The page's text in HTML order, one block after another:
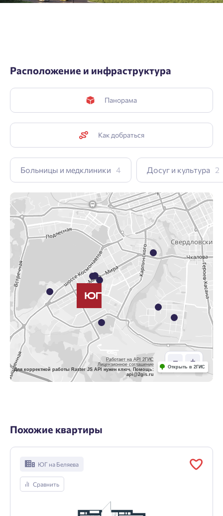
Расположение и инфраструктура
Панорама
Как добраться
Больницы и медклиники 4 Досуг и культура 2
Работает на API 2ГИС
Лицензионное соглашение
Для корректной работы Raster JS API нужен ключ. Помощь:
api@2gis.ru
Открыть в 2ГИС
Похожие квартиры
ЮГ на Беляева
Сравнить